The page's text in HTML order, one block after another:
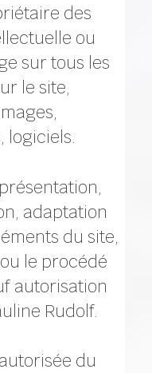
des
ou
sur tous les
le site,
logiciels.
adaptation
du site,
le procédé
autorisation
Rudolf.
du